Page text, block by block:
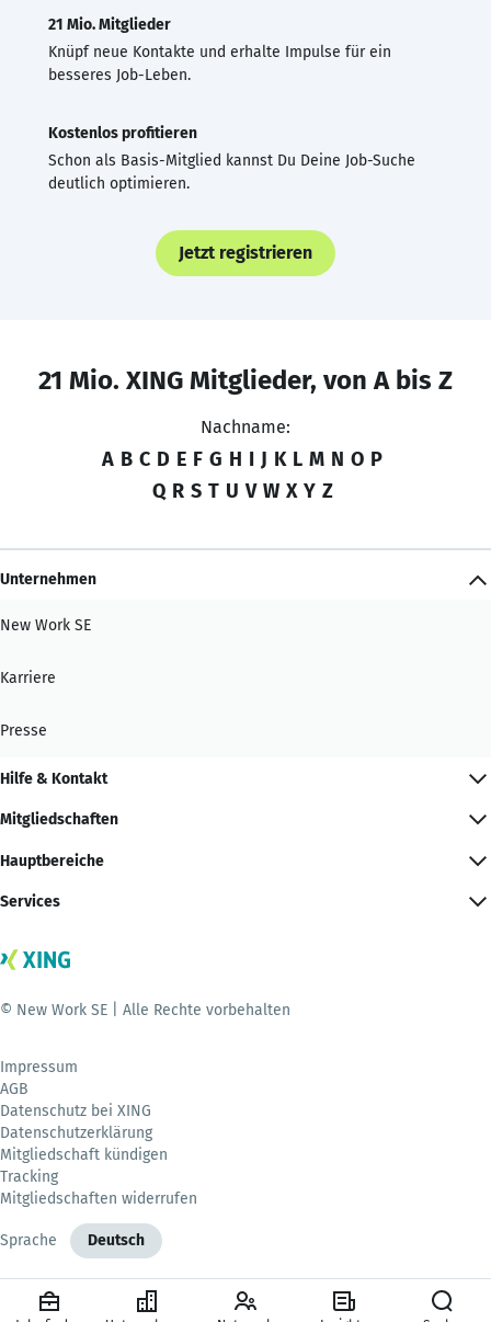
21 Mio. Mitglieder
Knüpf neue Kontakte und erhalte Impulse für ein
besseres Job-Leben.
Kostenlos profitieren
Schon als Basis-Mitglied kannst Du Deine Job-Suche
deutlich optimieren.
Jetzt registrieren
21 Mio. XING Mitglieder, von A bis Z
Nachname:
A B C D E F G H I J K L M N O P
Q R S T U V W X Y Z
Unternehmen
New Work SE
Karriere
Presse
Hilfe & Kontakt
Mitgliedschaften
Hauptbereiche
Services
© New Work SE | Alle Rechte vorbehalten
Impressum
AGB
Datenschutz bei XING
Datenschutzerklärung
Mitgliedschaft kündigen
Tracking
Mitgliedschaften widerrufen
Sprache Deutsch